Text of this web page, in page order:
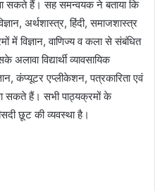
सकते हैं। सह समन्वयक ने बताया कि
अर्थशास्त्र, हिंदी, समाजशास्त्र
में विज्ञान, वाणिज्य व कला से संबंधित
विद्यार्थी व्यावसायिक
कंप्यूटर एप्लीकेशन, पत्रकारिता एवं
सकते हैं। सभी पाठ्यक्रमों के
छूट की व्यवस्था है।